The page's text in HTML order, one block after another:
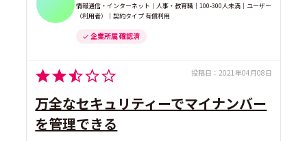
情報通信・インターネット｜人事・教育職｜100-300人未満｜ユーザー
（利用者）｜契約タイプ 有償利用
企業所属 確認済
投稿日： 2021年04月08日
万全なセキュリティーでマイナンバー
を管理できる